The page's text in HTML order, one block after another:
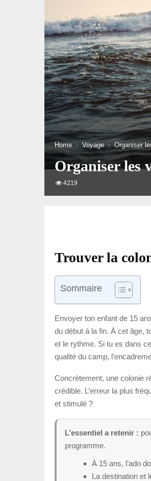
Home Voyage Organiser
Organiser les
4219
Trouver la
Sommaire
Envoyer ton enfant de 15
du début à la fin. À cet âge,
et le rythme. Si tu es dans
qualité du camp,
Concrètement, une colonie
crédible. L’erreur la plus
et stimulé ?
L’essentiel a retenir :
programme.
À 15 ans, l’ado
La destination et